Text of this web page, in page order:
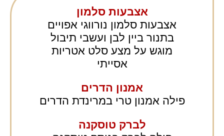
אצבעות סלמון
אצבעות סלמון נורווגי אפויים
בתנור ביין לבן ועשבי תיבול
מוגש על מצע סלט אטריות
אסייתי
אמנון הדרים
פילה אמנון טרי במרינדת הדרים
לברק טוסקנה